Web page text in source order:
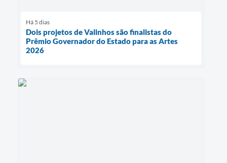
Há 5 dias
Dois projetos de Valinhos são finalistas do
Prêmio Governador do Estado para as Artes
2026